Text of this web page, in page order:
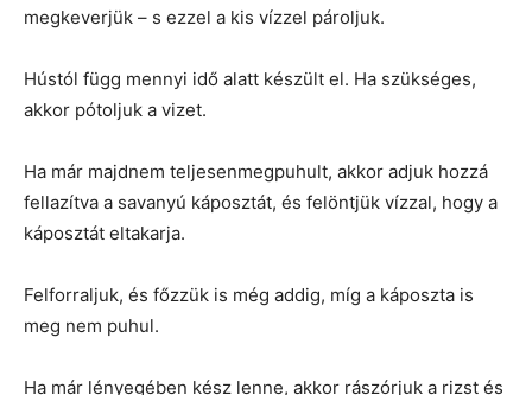
megkeverjük – s ezzel a kis vízzel pároljuk.
Hústól függ mennyi idő alatt készült el. Ha szükséges,
akkor pótoljuk a vizet.
Ha már majdnem teljesenmegpuhult, akkor adjuk hozzá
fellazítva a savanyú káposztát, és felöntjük vízzal, hogy a
káposztát eltakarja.
Felforraljuk, és főzzük is még addig, míg a káposzta is
meg nem puhul.
Ha már lényegében kész lenne, akkor rászórjuk a rizst és